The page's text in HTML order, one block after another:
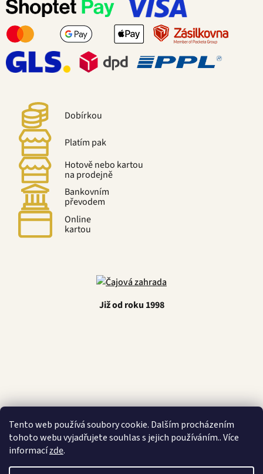
Tento web používá soubory cookie. Dalším procházením
tohoto webu vyjadřujete souhlas s jejich používáním.. Více
informacízde.
Dobírkou
Platím pak
Hotově nebo kartou
na prodejně
Bankovním
převodem
Online
kartou
Již od roku 1998
Latino Café